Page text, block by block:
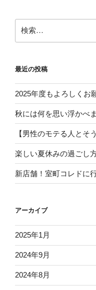
ン
索:
最近の投稿
2025年度もよろしくお
秋には何を思い浮かべ
【男性のモテる人とそ
楽しい夏休みの過ごし
新店舗！室町コレドに
アーカイブ
2025年1月
2024年9月
2024年8月